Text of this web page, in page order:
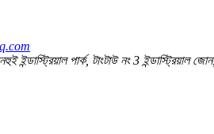
ইন্ডাস্ট্রিয়াল পার্ক, টাংটাউ নং 3 ইন্ডাস্ট্রিয়াল